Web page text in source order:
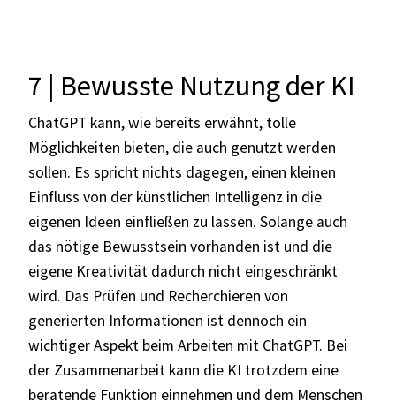
7 | Bewusste Nutzung der KI
ChatGPT kann, wie bereits erwähnt, tolle
Möglichkeiten bieten, die auch genutzt werden
sollen. Es spricht nichts dagegen, einen kleinen
Einfluss von der künstlichen Intelligenz in die
eigenen Ideen einfließen zu lassen. Solange auch
das nötige Bewusstsein vorhanden ist und die
eigene Kreativität dadurch nicht eingeschränkt
wird. Das Prüfen und Recherchieren von
generierten Informationen ist dennoch ein
wichtiger Aspekt beim Arbeiten mit ChatGPT. Bei
der Zusammenarbeit kann die KI trotzdem eine
beratende Funktion einnehmen und dem Menschen